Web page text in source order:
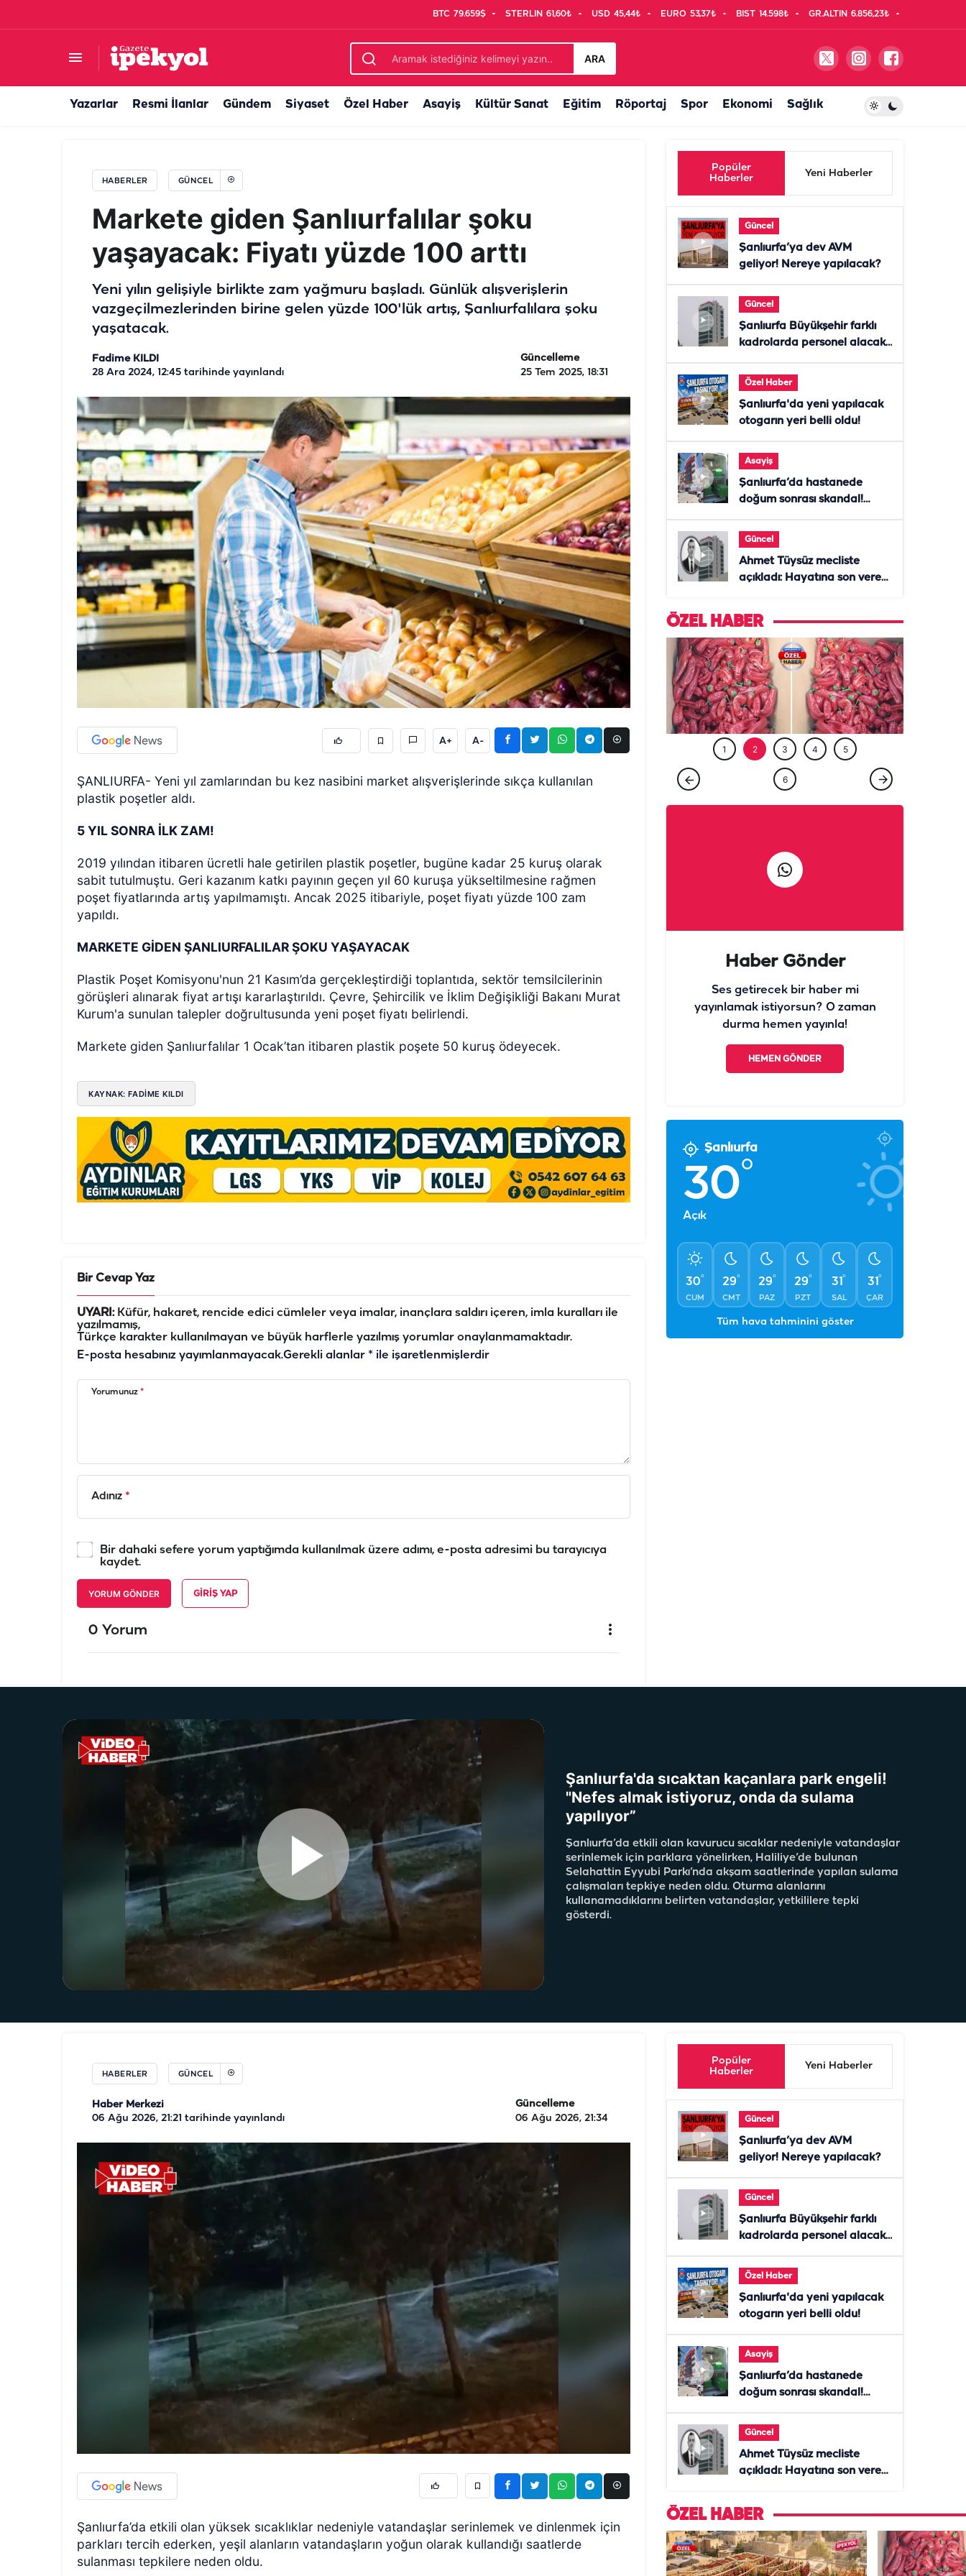
BTC 79.659$ STERLIN 61,60₺ USD 45,44₺ EURO 53,37₺ BIST 14.598₺ GR.ALTIN 6.856,23₺
ARA
Yazarlar Resmi İlanlar Gündem Siyaset Özel Haber Asayiş Kültür Sanat Eğitim Röportaj Spor Ekonomi Sağlık
HABERLER GÜNCEL
Markete giden Şanlıurfalılar şoku
yaşayacak: Fiyatı yüzde 100 arttı
Yeni yılın gelişiyle birlikte zam yağmuru başladı. Günlük alışverişlerin
vazgeçilmezlerinden birine gelen yüzde 100'lük artış, Şanlıurfalılara şoku
yaşatacak.
Fadime KILDI
28 Ara 2024, 12:45 tarihinde yayınlandı
Güncelleme
25 Tem 2025, 18:31
A+ A-
ŞANLIURFA- Yeni yıl zamlarından bu kez nasibini market alışverişlerinde sıkça kullanılan
plastik poşetler aldı.
5 YIL SONRA İLK ZAM!
2019 yılından itibaren ücretli hale getirilen plastik poşetler, bugüne kadar 25 kuruş olarak
sabit tutulmuştu. Geri kazanım katkı payının geçen yıl 60 kuruşa yükseltilmesine rağmen
poşet fiyatlarında artış yapılmamıştı. Ancak 2025 itibariyle, poşet fiyatı yüzde 100 zam
yapıldı.
MARKETE GİDEN ŞANLIURFALILAR ŞOKU YAŞAYACAK
Plastik Poşet Komisyonu'nun 21 Kasım’da gerçekleştirdiği toplantıda, sektör temsilcilerinin
görüşleri alınarak fiyat artışı kararlaştırıldı. Çevre, Şehircilik ve İklim Değişikliği Bakanı Murat
Kurum'a sunulan talepler doğrultusunda yeni poşet fiyatı belirlendi.
Markete giden Şanlıurfalılar 1 Ocak’tan itibaren plastik poşete 50 kuruş ödeyecek.
KAYNAK: FADIME KILDI
Bir Cevap Yaz
UYARI:Küfür, hakaret, rencide edici cümleler veya imalar, inançlara saldırı içeren, imla kuralları ile
yazılmamış,
Türkçe karakter kullanılmayan ve büyük harflerle yazılmış yorumlar onaylanmamaktadır.
E-posta hesabınız yayımlanmayacak.Gerekli alanlar * ile işaretlenmişlerdir
Yorumunuz *
Adınız *
Bir dahaki sefere yorum yaptığımda kullanılmak üzere adımı, e-posta adresimi bu tarayıcıya
kaydet.
YORUM GÖNDER GIRIŞ YAP
0 Yorum
Popüler
Haberler
Yeni Haberler
Güncel
Şanlıurfa’ya dev AVM
geliyor! Nereye yapılacak?
Güncel
Şanlıurfa Büyükşehir farklı
kadrolarda personel alacak!
Özel Haber
Şanlıurfa'da yeni yapılacak
otogarın yeri belli oldu!
Asayiş
Şanlıurfa’da hastanede
doğum sonrası skandal!
Güncel
Ahmet Tüysüz mecliste
açıkladı: Hayatına son veren
ÖZEL HABER
ÖZEL HABER ÖZEL HABER
Urfalılara kötü haber: Acısı yetmedi, fiyatı
1 2 3 4 5
6
Haber Gönder
Ses getirecek bir haber mi
yayınlamak istiyorsun? O zaman
durma hemen yayınla!
HEMEN GÖNDER
Şanlıurfa
30°
Açık
30°
CUM
29°
CMT
29°
PAZ
29°
PZT
31°
SAL
31°
ÇAR
Tüm hava tahminini göster
Şanlıurfa'da sıcaktan kaçanlara park engeli!
"Nefes almak istiyoruz, onda da sulama
yapılıyor”
Şanlıurfa’da etkili olan kavurucu sıcaklar nedeniyle vatandaşlar
serinlemek için parklara yönelirken, Haliliye’de bulunan
Selahattin Eyyubi Parkı’nda akşam saatlerinde yapılan sulama
çalışmaları tepkiye neden oldu. Oturma alanlarını
kullanamadıklarını belirten vatandaşlar, yetkililere tepki
gösterdi.
HABERLER GÜNCEL
Haber Merkezi
06 Ağu 2026, 21:21 tarihinde yayınlandı
Güncelleme
06 Ağu 2026, 21:34
Şanlıurfa’da etkili olan yüksek sıcaklıklar nedeniyle vatandaşlar serinlemek ve dinlenmek için
parkları tercih ederken, yeşil alanların vatandaşların yoğun olarak kullandığı saatlerde
sulanması tepkilere neden oldu.
Popüler
Haberler
Yeni Haberler
Güncel
Şanlıurfa’ya dev AVM
geliyor! Nereye yapılacak?
Güncel
Şanlıurfa Büyükşehir farklı
kadrolarda personel alacak!
Özel Haber
Şanlıurfa'da yeni yapılacak
otogarın yeri belli oldu!
Asayiş
Şanlıurfa’da hastanede
doğum sonrası skandal!
Güncel
Ahmet Tüysüz mecliste
açıkladı: Hayatına son veren
ÖZEL HABER